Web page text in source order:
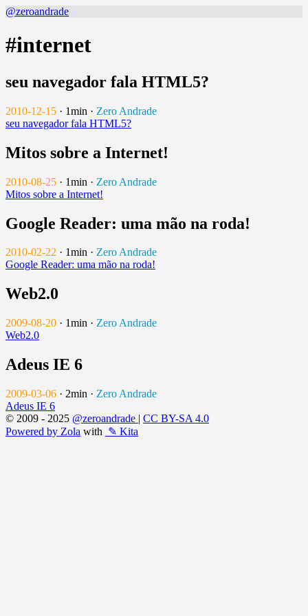
@zeroandrade
#internet
seu navegador fala HTML5?
2010-12-15 · 1min · Zero Andrade
seu navegador fala HTML5?
Mitos sobre a Internet!
2010-08-25 · 1min · Zero Andrade
Mitos sobre a Internet!
Google Reader: uma mão na roda!
2010-02-22 · 1min · Zero Andrade
Google Reader: uma mão na roda!
Web2.0
2009-08-20 · 1min · Zero Andrade
Web2.0
Adeus IE 6
2009-03-06 · 2min · Zero Andrade
Adeus IE 6
© 2009 - 2025 @zeroandrade | CC BY-SA 4.0
Powered by Zola with ✎ Kita